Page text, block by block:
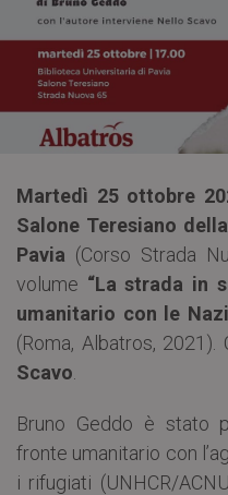
Martedì 25 ottobre
Salone Teresiano
Pavia (Corso Strada
volume “La strada in
umanitario con le
(Roma, Albatros, 2021).
Scavo
Bruno Geddo è stato
fronte umanitario con
i rifugiati (UNHCR/